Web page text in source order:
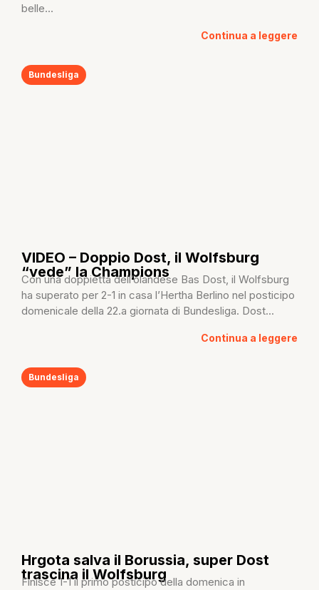
belle...
Continua a leggere
Bundesliga
VIDEO – Doppio Dost, il Wolfsburg
“vede” la Champions
Con una doppietta dell’olandese Bas Dost, il Wolfsburg
ha superato per 2-1 in casa l’Hertha Berlino nel posticipo
domenicale della 22.a giornata di Bundesliga. Dost...
Continua a leggere
Bundesliga
Hrgota salva il Borussia, super Dost
trascina il Wolfsburg
Finisce 1-1 il primo posticipo della domenica in